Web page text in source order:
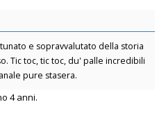
e sopravvalutato della storia
Tic toc, tic toc, du' palle incredibili
pure stasera.
4 anni.